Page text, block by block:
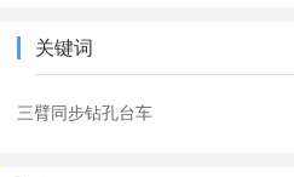
关键词
三臂同步钻孔台车